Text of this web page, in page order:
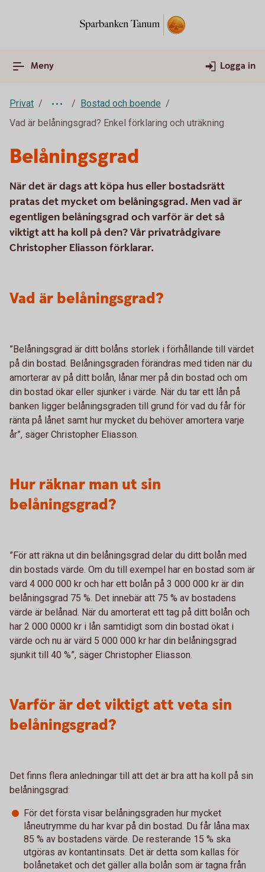
Meny Logga in
Privat
Bostad och boende
Vad är belåningsgrad? Enkel förklaring och uträkning
Belåningsgrad
När det är dags att köpa hus eller bostadsrätt
pratas det mycket om belåningsgrad. Men vad är
egentligen belåningsgrad och varför är det så
viktigt att ha koll på den? Vår privatrådgivare
Christopher Eliasson förklarar.
Vad är belåningsgrad?
”Belåningsgrad är ditt bolåns storlek i förhållande till värdet
på din bostad. Belåningsgraden förändras med tiden när du
amorterar av på ditt bolån, lånar mer på din bostad och om
din bostad ökar eller sjunker i värde. När du tar ett lån på
banken ligger belåningsgraden till grund för vad du får för
ränta på lånet samt hur mycket du behöver amortera varje
år”, säger Christopher Eliasson.
Hur räknar man ut sin
belåningsgrad?
”För att räkna ut din belåningsgrad delar du ditt bolån med
din bostads värde. Om du till exempel har en bostad som är
värd 4 000 000 kr och har ett bolån på 3 000 000 kr är din
belåningsgrad 75 %. Det innebär att 75 % av bostadens
värde är belånad. När du amorterat ett tag på ditt bolån och
har 2 000 0000 kr i lån samtidigt som din bostad ökat i
värde och nu är värd 5 000 000 kr har din belåningsgrad
sjunkit till 40 %”, säger Christopher Eliasson.
Varför är det viktigt att veta sin
belåningsgrad?
Det finns flera anledningar till att det är bra att ha koll på sin
belåningsgrad:
För det första visar belåningsgraden hur mycket
låneutrymme du har kvar på din bostad. Du får låna max
85 % av bostadens värde. De resterande 15 % ska
utgöras av kontantinsats. Det är detta som kallas för
bolånetaket och det gäller alla bolån som är tagna från